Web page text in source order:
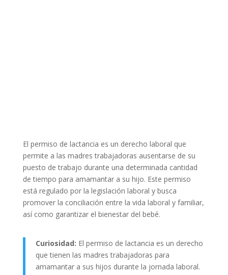
El permiso de lactancia es un derecho laboral que
permite a las madres trabajadoras ausentarse de su
puesto de trabajo durante una determinada cantidad
de tiempo para amamantar a su hijo. Este permiso
está regulado por la legislación laboral y busca
promover la conciliación entre la vida laboral y familiar,
así como garantizar el bienestar del bebé.
Curiosidad: El permiso de lactancia es un derecho
que tienen las madres trabajadoras para
amamantar a sus hijos durante la jornada laboral.